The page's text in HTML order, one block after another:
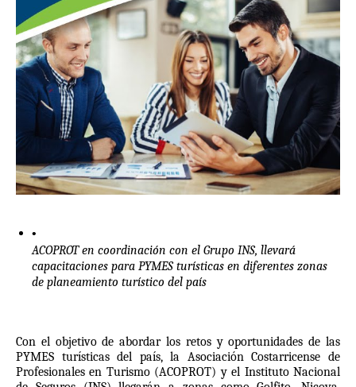
ACOPROT en coordinación con el Grupo INS, llevará
capacitaciones para PYMES turísticas en diferentes zonas
de planeamiento turístico del país
Con el objetivo de abordar los retos y oportunidades de las
PYMES turísticas del país, la Asociación Costarricense de
Profesionales en Turismo (ACOPROT) y el Instituto Nacional